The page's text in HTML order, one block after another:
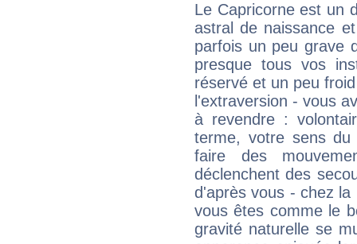
Le Capricorne est un
astral de naissance
parfois un peu grave
presque tous vos
réservé et un peu
l'extraversion - vous
à revendre :
terme, votre sens
faire des
déclenchent des
d'après vous - chez
vous êtes comme le
gravité naturelle se